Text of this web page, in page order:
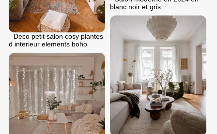
Deco petit salon cosy plantes
d interieur elements boho
blanc noir et gris